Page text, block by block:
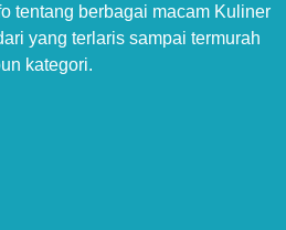
tentang berbagai macam Kuliner
yang terlaris sampai termurah
kategori.